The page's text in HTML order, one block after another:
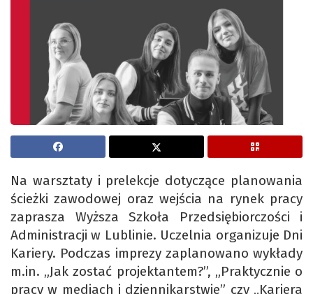
Na warsztaty i prelekcje dotyczące planowania
ścieżki zawodowej oraz wejścia na rynek pracy
zaprasza Wyższa Szkoła Przedsiębiorczości i
Administracji w Lublinie. Uczelnia organizuje Dni
Kariery. Podczas imprezy zaplanowano wykłady
m.in. „Jak zostać projektantem?”, „Praktycznie o
pracy w mediach i dziennikarstwie” czy „Kariera